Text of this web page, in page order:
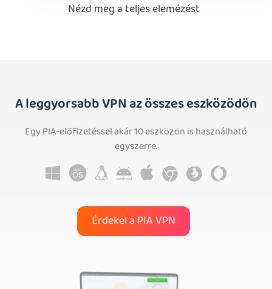
Nézd meg a teljes elemézést
A leggyorsabb VPN az összes eszközödön
Egy PIA-előfizetéssel akár 10 eszközön is használható
egyszerre.
Érdekel a PIA VPN